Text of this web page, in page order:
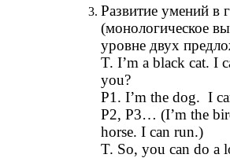
Развитие умений в
(монологическое
уровне двух
T. I’m a black cat. I
you?
P1. I’m the dog. I
P2, P3… (I’m the
horse. I can run.)
T. So, you can do a